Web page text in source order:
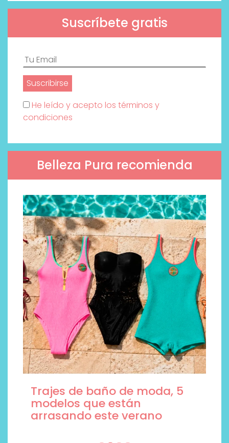
Suscríbete gratis
He leído y acepto los términos y
condiciones
Belleza Pura recomienda
Trajes de baño de moda, 5
modelos que están
arrasando este verano